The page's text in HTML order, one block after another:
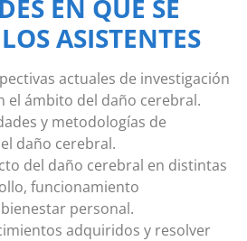
EN QUE SE
ASISTENTES
actuales de investigación
el ámbito del daño cerebral.
y metodologías de
daño cerebral.
del daño cerebral en distintas
funcionamiento
personal.
adquiridos y resolver